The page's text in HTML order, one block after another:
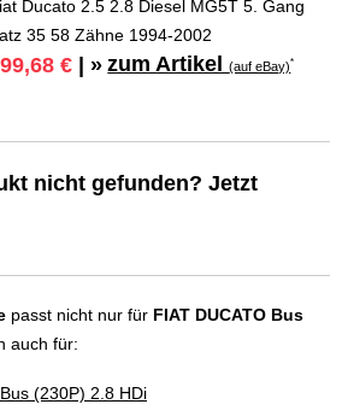
Ducato 2.5 2.8 Diesel MG5T 5. Gang
35 58 Zähne 1994-2002
€ | » zum Artikel(auf eBay)*
nicht gefunden? Jetzt
passt nicht nur für FIAT DUCATO Bus
auch für:
(230P) 2.8 HDi